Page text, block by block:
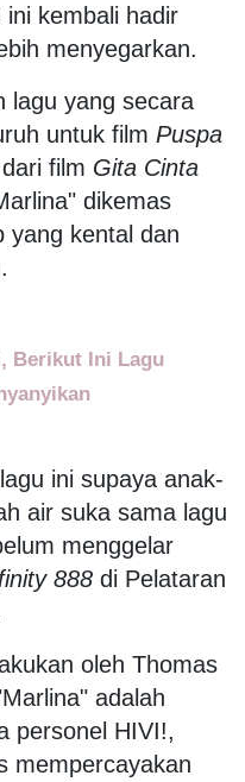
kembali hadir
menyegarkan.
lagu yang secara
untuk film Puspa
film Gita Cinta
dikemas
yang kental dan
Berikut Ini Lagu
ini supaya anak-
air suka sama lagu
menggelar
888 di Pelataran
oleh Thomas
adalah
personel HIVI!,
mempercayakan